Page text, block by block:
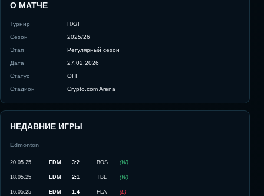
О МАТЧЕ
Турнир
НХЛ
Сезон
2025/26
Этап
Регулярный сезон
Дата
27.02.2026
Статус
OFF
Стадион
Crypto.com Arena
НЕДАВНИЕ ИГРЫ
Edmonton
20.05.25 EDM 3:2 BOS (W)
18.05.25 EDM 2:1 TBL (W)
16.05.25 EDM 1:4 FLA (L)